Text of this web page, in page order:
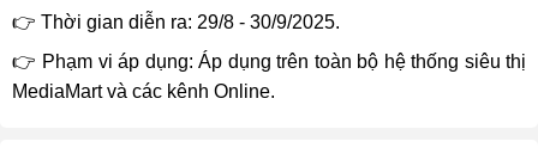
👉 Thời gian diễn ra: 29/8 - 30/9/2025.
👉 Phạm vi áp dụng: Áp dụng trên toàn bộ hệ thống siêu thị
MediaMart và các kênh Online.